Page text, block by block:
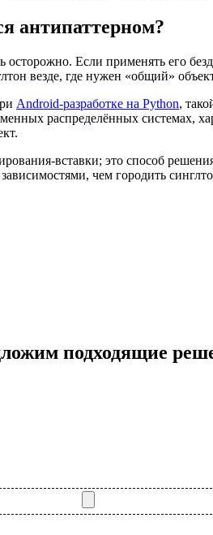
антипаттерном?
осторожно. Если применять его
везде, где нужен «общий»
Android-разработке на Python,
распределённых системах,
вставки; это способ
чем городить
подходящие